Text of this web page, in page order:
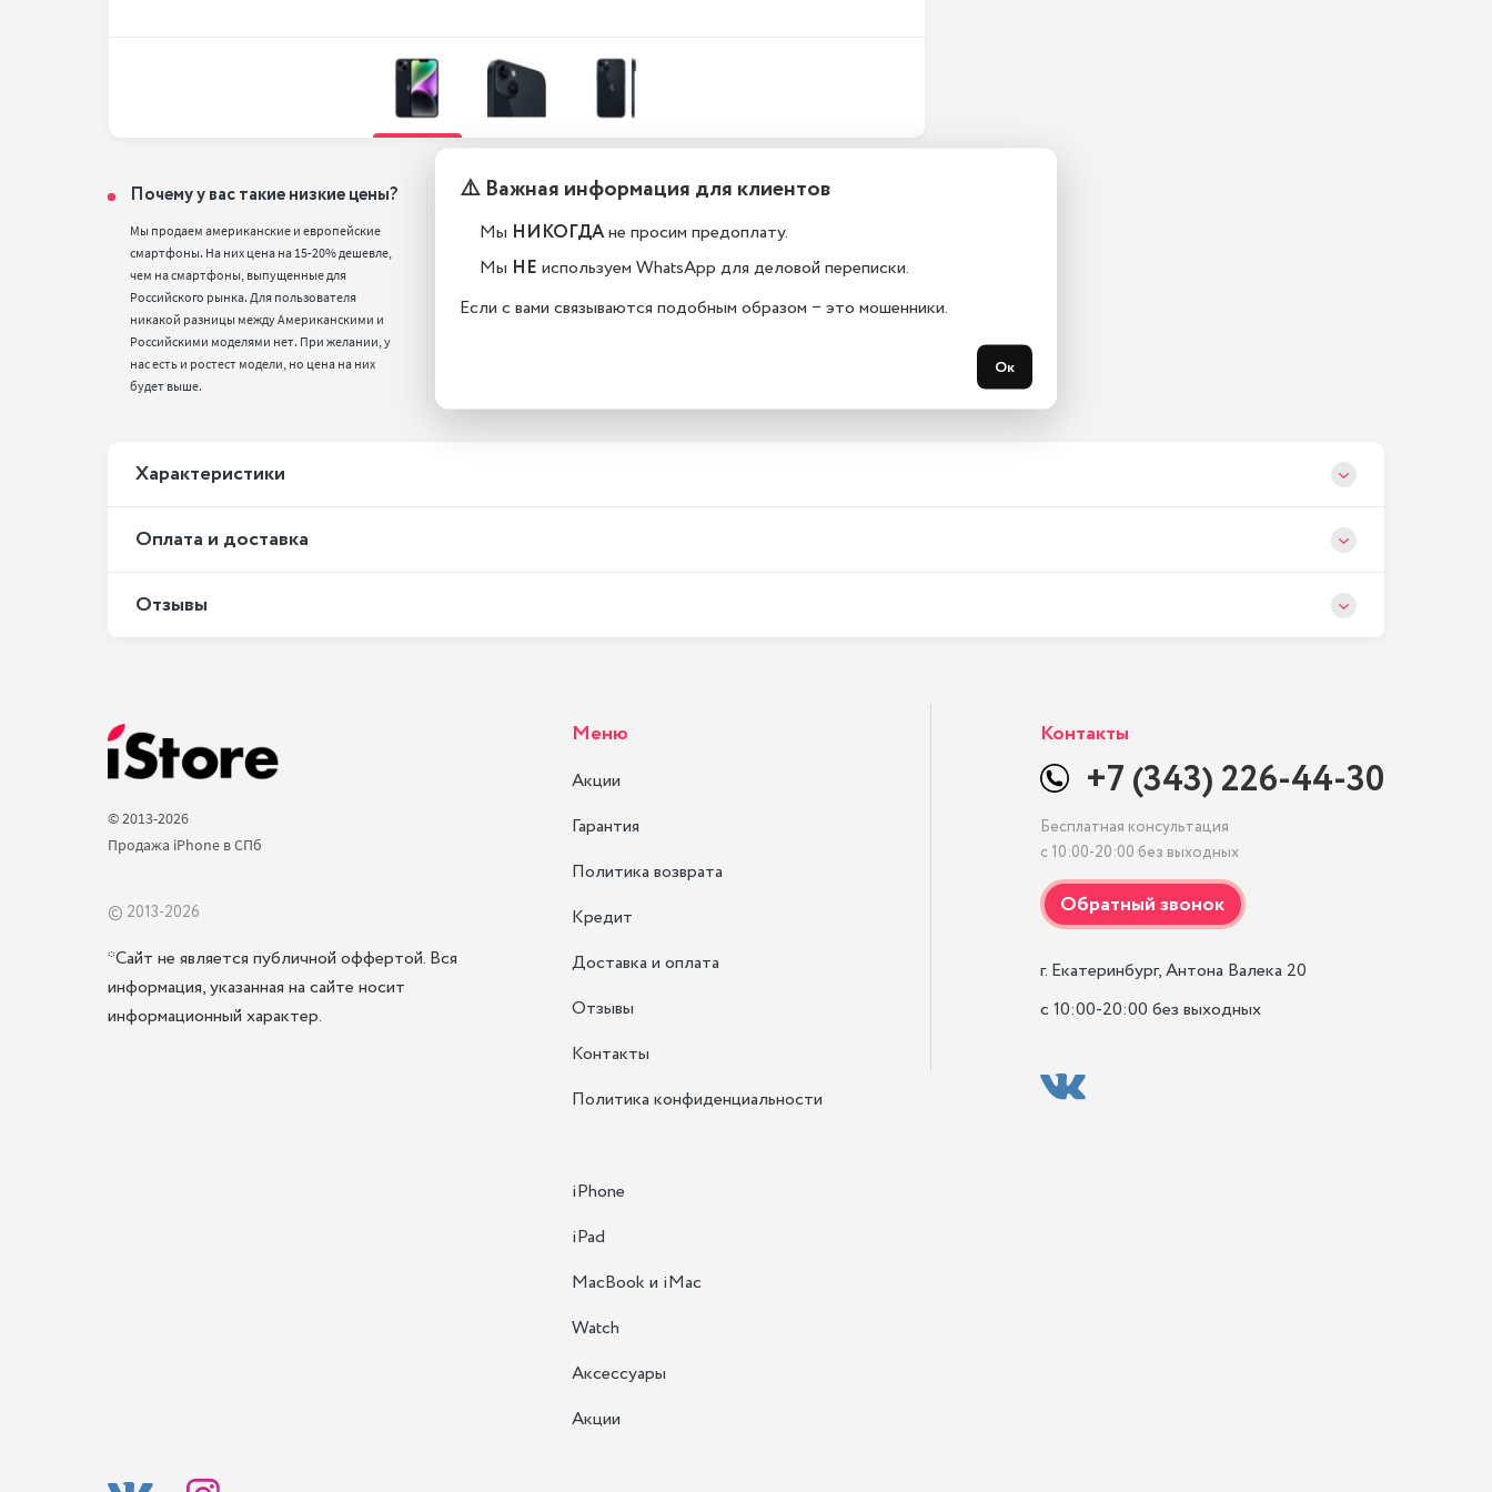
Почему у вас такие низкие цены?
Мы продаем американские и европейские
смартфоны. На них цена на 15-20% дешевле,
чем на смартфоны, выпущенные для
Российского рынка. Для пользователя
никакой разницы между Американскими и
Российскими моделями нет. При желании, у
нас есть и ростест модели, но цена на них
будет выше.
Телефоны новые или
восстановленные?
Все телефоны в ekb.istoreapple.ru
полностью оригинальные, с полной
стандартной комплектацией.
Какой срок гарантии?
На всю технику, представленную у нас на
дней. Обмен и возврат возможен в течени
Xарактеристики
Оплата и доставка
Отзывы
© 2013-2026
Продажа iPhone в СПб
© 2013-2026
*Сайт не является публичной оффертой. Вся
информация, указанная на сайте носит
информационный характер.
Меню
Акции
Гарантия
Политика возврата
Кредит
Доставка и оплата
Отзывы
Контакты
Политика конфиденциальности
iPhone
iPad
MacBook и iMac
Watch
Аксессуары
Акции
Контакты
+7 (343) 226-44-30
Бесплатная консультация
с 10:00-20:00 без выходных
г. Екатеринбург, Антона Валека 20
с 10:00-20:00 без выходных
⚠️ Важная информация для клиентов
Мы НИКОГДАне просим предоплату.
Мы НЕ используем WhatsApp для деловой переписки.
Если с вами связываются подобным образом − это мошенники.
Ок